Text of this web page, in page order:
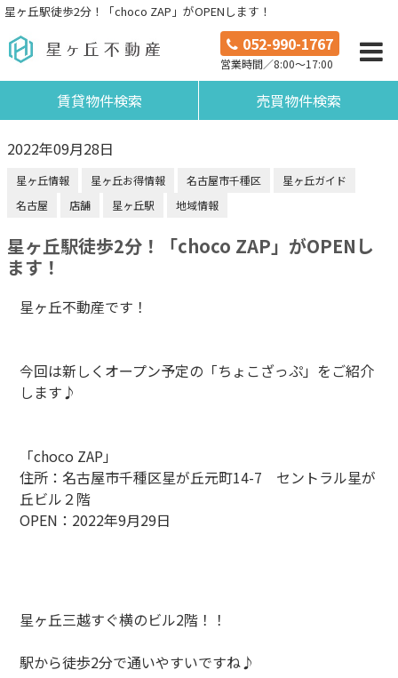
星ヶ丘駅徒歩2分！「choco ZAP」がOPENします！
052-990-1767
営業時間／8:00～17:00
賃貸物件検索 売買物件検索
2022年09月28日
星ヶ丘情報 星ヶ丘お得情報 名古屋市千種区
星ヶ丘ガイド
名古屋
店舗 星ヶ丘駅 地域情報
星ヶ丘駅徒歩2分！「choco ZAP」がOPENし
ます！
星ヶ丘不動産です！
今回は新しくオープン予定の「ちょこざっぷ」をご紹介
します♪
「choco ZAP」
住所：名古屋市千種区星が丘元町14-7 セントラル星が
丘ビル２階
OPEN：2022年9月29日
星ヶ丘三越すぐ横のビル2階！！
駅から徒歩2分で通いやすいですね♪